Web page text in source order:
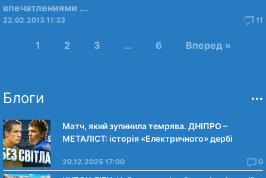
впечатлениями ...
22.02.2013 11:33 11
1 2 3 … 6 Вперед »
Блоги
Матч, який зупинила темрява. ДНІПРО –
МЕТАЛІСТ: історія «Електричного» дербі
20.12.2025 17:00 0